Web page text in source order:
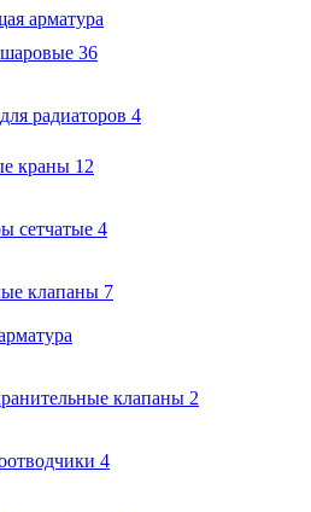
арматура
36
радиаторов 4
краны 12
сетчатые 4
клапаны 7
клапаны 2
4